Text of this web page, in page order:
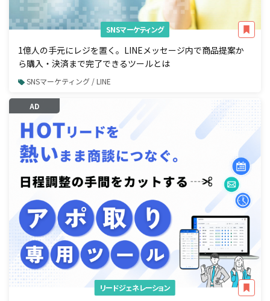
SNSマーケティング
1億人の手元にレジを置く。LINEメッセージ内で商品提案か
ら購入・決済まで完了できるツールとは
SNSマーケティング / LINE
AD
リードジェネレーション